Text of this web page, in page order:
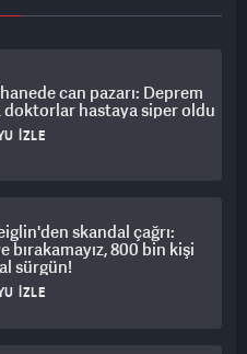
can pazarı: Deprem
doktorlar hastaya siper oldu
İZLE
skandal çağrı:
bırakamayız, 800 bin kişi
sürgün!
İZLE